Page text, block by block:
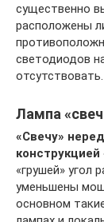
существенно
расположены
светодиодов
отсутствовать.
Лампа
«Свечу»
конструкцией
«грушей» угол
уменьшены
основном